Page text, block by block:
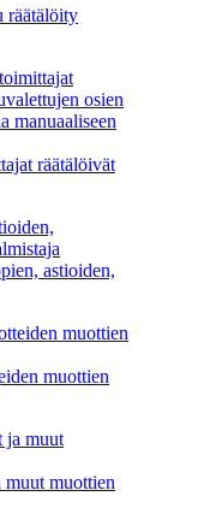
räätälöity
räätälöivät
astioiden,
muottien
muottien